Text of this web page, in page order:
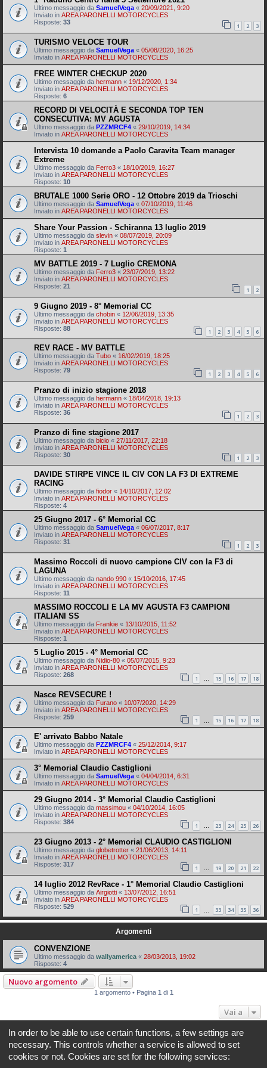
Ultimo messaggio da SamuelVega« 20/09/2021, 9:20
Inviato in AREA PARONELLI MOTORCYCLES
Risposte: 33 1 2 3
TURISMO VELOCE TOUR
Ultimo messaggio da SamuelVega « 05/08/2020, 16:25
Inviato in AREA PARONELLI MOTORCYCLES
FREE WINTER CHECKUP 2020
Ultimo messaggio da hermann « 19/12/2020, 1:34
Inviato in AREA PARONELLI MOTORCYCLES
Risposte: 6
RECORD DI VELOCITÀ E SECONDA TOP TEN
CONSECUTIVA: MV AGUSTA
Ultimo messaggio da PZZMRCF4 « 29/10/2019, 14:34
Inviato in AREA PARONELLI MOTORCYCLES
Intervista 10 domande a Paolo Caravita Team manager
Extreme
Ultimo messaggio da Ferro3 « 18/10/2019, 16:27
Inviato in AREA PARONELLI MOTORCYCLES
Risposte: 10
BRUTALE 1000 Serie ORO - 12 Ottobre 2019 da Trioschi
Ultimo messaggio da SamuelVega « 07/10/2019, 11:46
Inviato in AREA PARONELLI MOTORCYCLES
Share Your Passion - Schiranna 13 luglio 2019
Ultimo messaggio da slevin « 08/07/2019, 20:09
Inviato in AREA PARONELLI MOTORCYCLES
Risposte: 1
MV BATTLE 2019 - 7 Luglio CREMONA
Ultimo messaggio da Ferro3 « 23/07/2019, 13:22
Inviato in AREA PARONELLI MOTORCYCLES
Risposte: 21 1 2
9 Giugno 2019 - 8° Memorial CC
Ultimo messaggio da chobin « 12/06/2019, 13:35
Inviato in AREA PARONELLI MOTORCYCLES
Risposte: 88 1 2 3 4 5 6
REV RACE - MV BATTLE
Ultimo messaggio da Tubo « 16/02/2019, 18:25
Inviato in AREA PARONELLI MOTORCYCLES
Risposte: 79 1 2 3 4 5 6
Pranzo di inizio stagione 2018
Ultimo messaggio da hermann « 18/04/2018, 19:13
Inviato in AREA PARONELLI MOTORCYCLES
Risposte: 36 1 2 3
Pranzo di fine stagione 2017
Ultimo messaggio da bicio « 27/11/2017, 22:18
Inviato in AREA PARONELLI MOTORCYCLES
Risposte: 30 1 2 3
DAVIDE STIRPE VINCE IL CIV CON LA F3 DI EXTREME
RACING
Ultimo messaggio da fiodor « 14/10/2017, 12:02
Inviato in AREA PARONELLI MOTORCYCLES
Risposte: 4
25 Giugno 2017 - 6° Memorial CC
Ultimo messaggio da SamuelVega « 06/07/2017, 8:17
Inviato in AREA PARONELLI MOTORCYCLES
Risposte: 31 1 2 3
Massimo Roccoli di nuovo campione CIV con la F3 di
LAGUNA
Ultimo messaggio da nando 990 « 15/10/2016, 17:45
Inviato in AREA PARONELLI MOTORCYCLES
Risposte: 11
MASSIMO ROCCOLI E LA MV AGUSTA F3 CAMPIONI
ITALIANI SS
Ultimo messaggio da Frankie « 13/10/2015, 11:52
Inviato in AREA PARONELLI MOTORCYCLES
Risposte: 1
5 Luglio 2015 - 4° Memorial CC
Ultimo messaggio da Nidio-80 « 05/07/2015, 9:23
Inviato in AREA PARONELLI MOTORCYCLES
Risposte: 268 1 … 15 16 17 18
Nasce REVSECURE !
Ultimo messaggio da Furano « 10/07/2020, 14:29
Inviato in AREA PARONELLI MOTORCYCLES
Risposte: 259 1 15 16 17 18
E' arrivato Babbo Natale
Ultimo messaggio da PZZMRCF4 « 25/12/2014, 9:17
Inviato in AREA PARONELLI MOTORCYCLES
3° Memorial Claudio Castiglioni
Ultimo messaggio da SamuelVega « 04/04/2014, 6:31
Inviato in AREA PARONELLI MOTORCYCLES
29 Giugno 2014 - 3° Memorial Claudio Castiglioni
Ultimo messaggio da massimou « 04/10/2014, 16:05
Inviato in AREA PARONELLI MOTORCYCLES
Risposte: 384 1 … 23 24 25 26
23 Giugno 2013 - 2° Memorial CLAUDIO CASTIGLIONI
Ultimo messaggio da globetrotter « 21/06/2013, 14:11
Inviato in AREA PARONELLI MOTORCYCLES
Risposte: 317 1 19 20 21 22
14 luglio 2012 RevRace - 1° Memorial Claudio Castiglioni
Ultimo messaggio da Airgiotti « 13/07/2012, 16:51
Inviato in AREA PARONELLI MOTORCYCLES
Risposte: 529 1 33 34 35 36
Argomenti
CONVENZIONE
Ultimo messaggio da wallyamerica « 28/03/2013, 19:02
Risposte: 4
Nuovo argomento
1 argomento • Pagina 1 di 1
Vai a
Tutti gli orari sono UTC+02:00
REVLIMITER.IT e i suoi contenuti sono di proprietà di REVLIMITER S.r.L.
In order to be able to use certain functions, a few settings are
necessary. This controls whether a service is allowed to set
cookies or not. Cookies are set for the following services: